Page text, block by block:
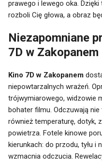
prawego i lewego oka.
rozboli Cię głowa, a obraz
Niezapomniane
7D w Zakopanem
Kino 7D w Zakopanem
niepowtarzalnych wrażeń.
trójwymiarowego, widzowie
bohater filmu. Odczuwają
również temperaturę, dotyk,
powietrza. Fotele kinowe
kierunkach: do przodu, tyłu i
wzmacnia odczucia.